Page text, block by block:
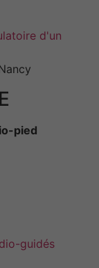
d'un
pied
guidés
pas
Ils